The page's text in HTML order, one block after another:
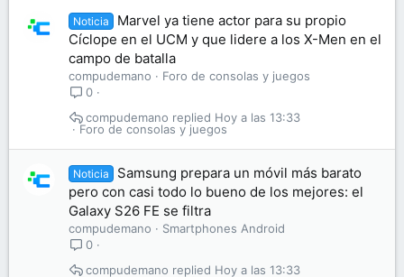
Noticia
Marvel ya tiene actor para su propio
Cíclope en el UCM y que lidere a los X-Men en el
campo de batalla
compudemano
Foro de consolas y juegos
0
Foro de consolas y juegos
Hoy a las 13:33
compudemano
Noticia
Samsung prepara un móvil más barato
pero con casi todo lo bueno de los mejores: el
Galaxy S26 FE se filtra
compudemano
Smartphones Android
0
Hoy a las 13:33
compudemano